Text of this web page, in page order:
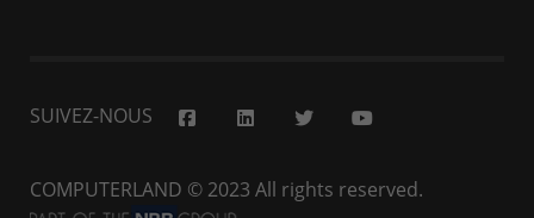
SUIVEZ-NOUS
COMPUTERLAND © 2023 All rights reserved.